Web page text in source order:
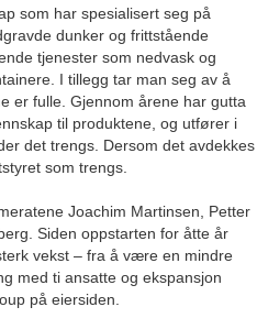
som har spesialisert seg på
dunker og frittstående
tjenester som nedvask og
I tillegg tar man seg av å
er fulle. Gjennom årene har gutta
til produktene, og utfører i
det trengs. Dersom det avdekkes
som trengs.
Joachim Martinsen, Petter
Siden oppstarten for åtte år
vekst – fra å være en mindre
med ti ansatte og ekspansjon
på eiersiden.